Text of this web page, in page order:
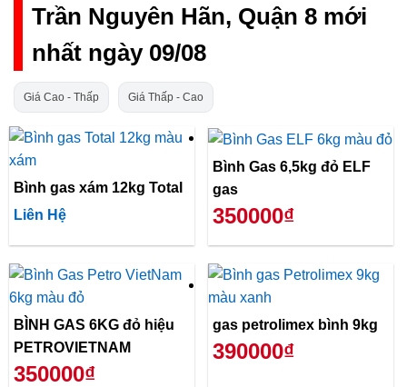
Trần Nguyên Hãn, Quận 8 mới
nhất ngày 09/08
Giá Cao - Thấp Giá Thấp - Cao
Bình gas xám 12kg Total
Liên Hệ
Bình Gas 6,5kg đỏ ELF
gas
350000₫
BÌNH GAS 6KG đỏ hiệu
PETROVIETNAM
350000₫
gas petrolimex bình 9kg
390000₫